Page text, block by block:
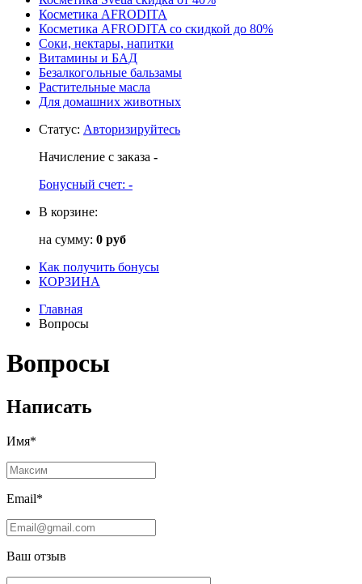
Косметика AFRODITA
Косметика AFRODITA со скидкой до 80%
Соки, нектары, напитки
Витамины и БАД
Безалкогольные бальзамы
Растительные масла
Для домашних животных
Статус: Авторизируйтесь
Начисление с заказа -
Бонусный счет: -
В корзине:
на сумму: 0 руб
Как получить бонусы
КОРЗИНА
Главная
Вопросы
Вопросы
Написать
Имя*
Email*
Ваш отзыв